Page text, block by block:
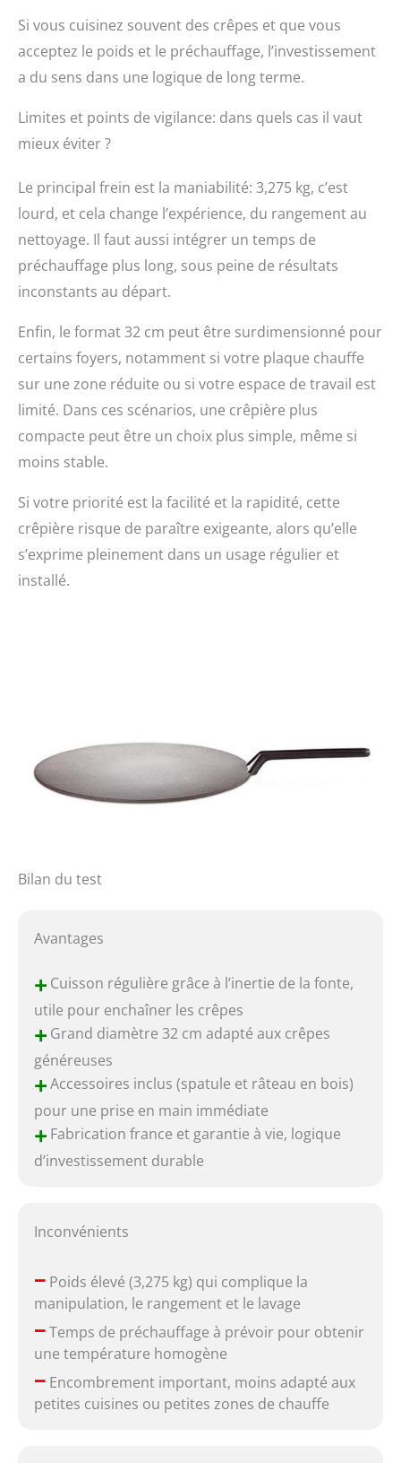
Si vous cuisinez souvent des crêpes et que vous
acceptez le poids et le préchauffage, l’investissement
a du sens dans une logique de long terme.
Limites et points de vigilance: dans quels cas il vaut
mieux éviter ?
Le principal frein est la maniabilité: 3,275 kg, c’est
lourd, et cela change l’expérience, du rangement au
nettoyage. Il faut aussi intégrer un temps de
préchauffage plus long, sous peine de résultats
inconstants au départ.
Enfin, le format 32 cm peut être surdimensionné pour
certains foyers, notamment si votre plaque chauffe
sur une zone réduite ou si votre espace de travail est
limité. Dans ces scénarios, une crêpière plus
compacte peut être un choix plus simple, même si
moins stable.
Si votre priorité est la facilité et la rapidité, cette
crêpière risque de paraître exigeante, alors qu’elle
s’exprime pleinement dans un usage régulier et
installé.
Bilan du test
Avantages
+Cuisson régulière grâce à l’inertie de la fonte,
utile pour enchaîner les crêpes
+Grand diamètre 32 cm adapté aux crêpes
généreuses
+Accessoires inclus (spatule et râteau en bois)
pour une prise en main immédiate
+Fabrication france et garantie à vie, logique
d’investissement durable
Inconvénients
–Poids élevé (3,275 kg) qui complique la
manipulation, le rangement et le lavage
–Temps de préchauffage à prévoir pour obtenir
une température homogène
–Encombrement important, moins adapté aux
petites cuisines ou petites zones de chauffe